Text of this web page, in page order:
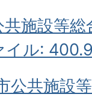
共施設等
イル:
公共施設